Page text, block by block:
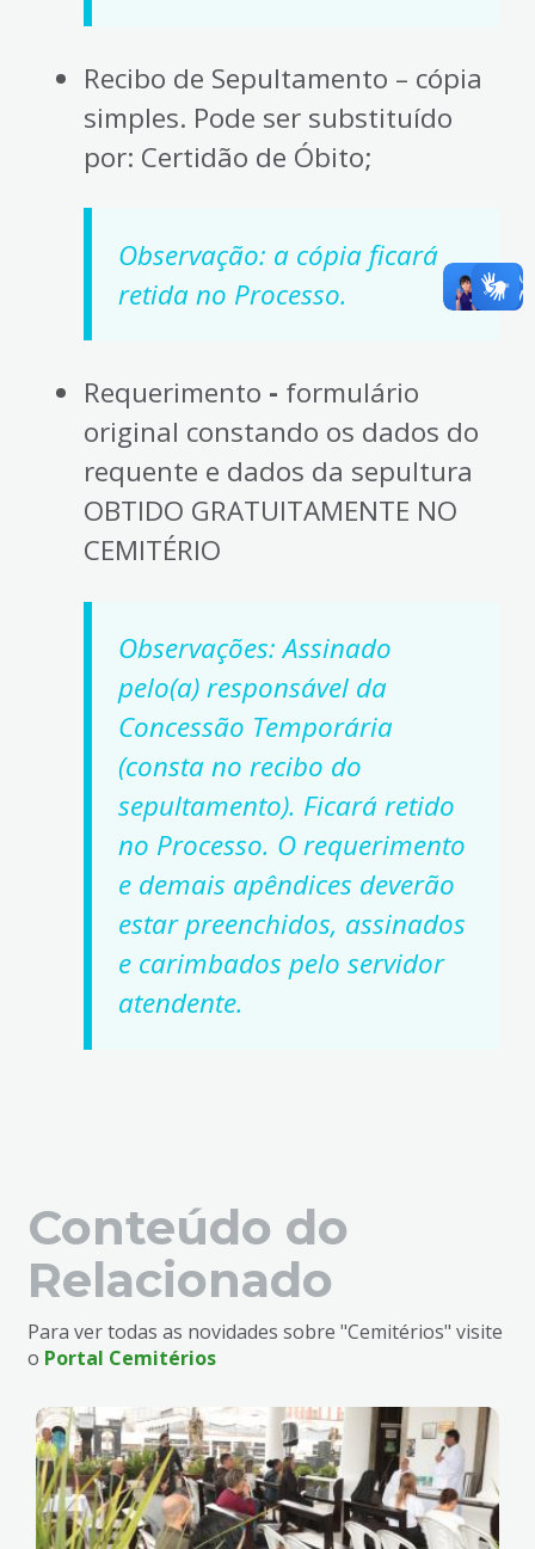
Recibo de Sepultamento – cópia
simples. Pode ser substituído
por: Certidão de Óbito;
Observação: a cópia ficará
retida no Processo.
Requerimento - formulário
original constando os dados do
requente e dados da sepultura
OBTIDO GRATUITAMENTE NO
CEMITÉRIO
Observações: Assinado
pelo(a) responsável da
Concessão Temporária
(consta no recibo do
sepultamento). Ficará retido
no Processo. O requerimento
e demais apêndices deverão
estar preenchidos, assinados
e carimbados pelo servidor
atendente.
Conteúdo do
Relacionado
Para ver todas as novidades sobre "Cemitérios" visite
o Portal Cemitérios